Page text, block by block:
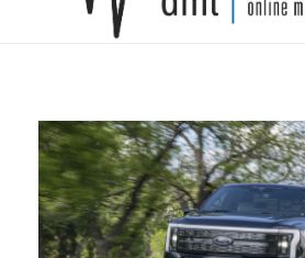
Puls Magazin
Zukunft der Mobilität